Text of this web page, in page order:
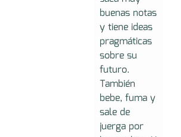
buenas notas
y tiene ideas
pragmáticas
sobre su
futuro.
También
bebe, fuma y
sale de
juerga por